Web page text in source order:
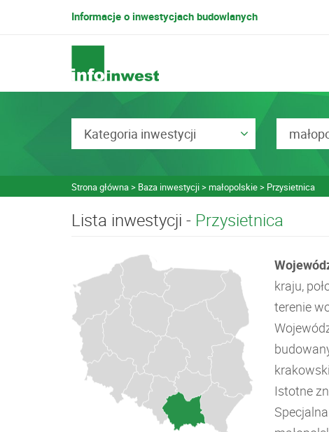
Informacje o inwestycjach budowlanych
Kategoria inwestycji
Strona główna Baza inwestycji małopolskie Przysietnica
Lista inwestycji - Przysietnica
kraju,
terenie
Istotne